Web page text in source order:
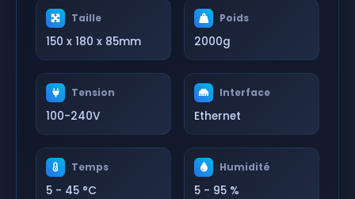
Taille
150 x 180 x 85mm
Poids
2000g
Tension
100-240V
Interface
Ethernet
Temps
5 - 45 °C
Humidité
5 - 95 %